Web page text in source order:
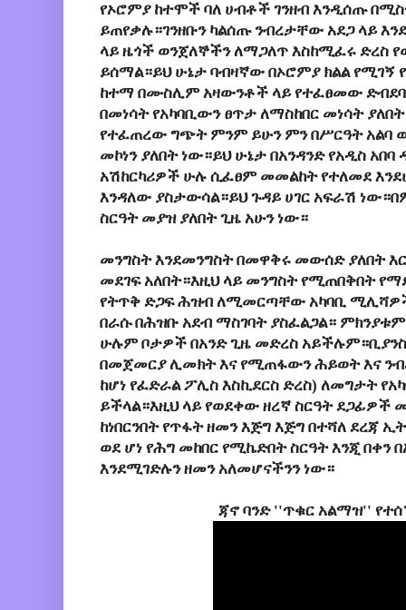
የኦሮምያ ከተሞች ባለ ሀብቶች ገንዘብ እንዲሰጡ
ይጠየቃሉ።ገንዘቡን ካልሰጡ ንብረታቸው አደጋ ላይ
ላይ ዜጎች ወንጀለኞችን ለማጋለጥ እስከሚፈሩ ድረስ
ይሰማል።ይህ ሁኔታ ባብዛኛው በኦሮምያ ክልል የሚገኝ
ከተማ በሙስሊም አዛውንቶች ላይ የተፈፀመው ድብደባ
በመነሳት የአካባቢውን ፀጥታ ለማስከበር መነሳት
የተፈጠረው ግጭት ምንም ይሁን ምን በሥርዓት አልባ
መኮነን ያለበት ነው።ይህ ሁኔታ በአንዳንድ የአዲስ
አሽከርካሪዎች ሁሉ ሲፈፀም መመልከት የተለመደ
እንዳለው ያስታውሳል።ይህ ጉዳይ ሀገር አፍራሽ
ስርዓት መያዝ ያለበት ጊዜ አሁን ነው።
መንግስት እንደመንግስት በመዋቅሩ መውሰድ ያለበት
መደገፍ አለበት።እዚህ ላይ መንግስት የሚጠበቅበት
የትጥቅ ድጋፍ ሕዝብ ለሚመርጣቸው አካባቢ
በራሱ በሕዝቡ አደብ ማስገባት ያስፈልጋል።
ሁሉም ቦታዎች በአንድ ጊዜ መድረስ
በመጀመርያ ሊመክት እና የሚጠፋውን ሕይወት እና
ከሆነ የፈድራል ፖሊስ እስኪደርስ ድረስ) ለመግታት
ይችላል።እዚህ ላይ የወደቀው ዘረኛ ስርዓት ደጋፊዎች
ከነበርንበት የጥፋት ዘመን እጅግ እጅግ በተሻለ ደረጃ
ወደ ሆነ የሕግ መከበር የሚኬድበት ስርዓት እንጂ በቀን
እንደሚገድሉን ዘመን አለመሆናችንን ነው።
ጃኖ ባንድ ''ጥቁር አልማዝ''